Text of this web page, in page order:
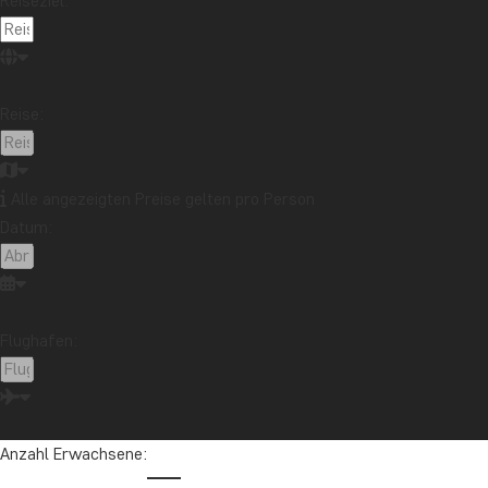
Uganda – das Land mit den
Anzahl Erwachsene: